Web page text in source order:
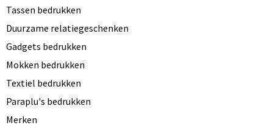
Tassen bedrukken
Duurzame relatiegeschenken
Gadgets bedrukken
Mokken bedrukken
Textiel bedrukken
Paraplu's bedrukken
Merken